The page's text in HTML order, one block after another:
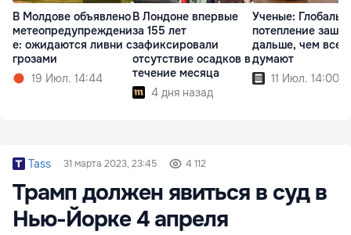
В Молдове объявлено
метеопредупреждени
е: ожидаются ливни с
грозами
19 Июл. 14:44
В Лондоне впервые
за 155 лет
зафиксировали
отсутствие осадков в
течение месяца
4 дня назад
Ученые:
потепление зашло
дальше, чем все
думают
11 Июл. 14:00
Tass 31 марта 2023, 23:45 4 112
Трамп должен явиться в суд в
Нью-Йорке 4 апреля